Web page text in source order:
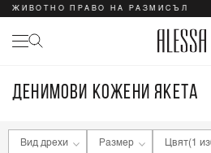
ПРАВО НА РАЗМИСЪЛ
ДЕНИМОВИ КОЖЕНИ ЯКЕТА
Вид дрехи Размер Цвят(1